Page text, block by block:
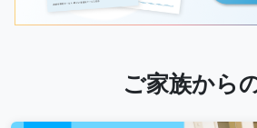
ご家族から